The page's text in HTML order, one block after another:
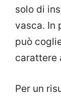
solo di
vasca. In
può
carattere
Per un